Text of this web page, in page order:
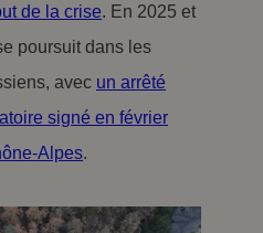
de la crise. En 2025 et
poursuit dans les
avec un arrêté
signé en février
Alpes.